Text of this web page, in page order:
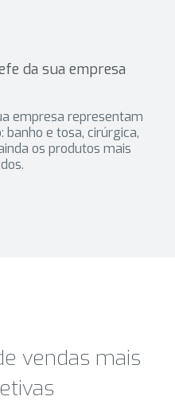
da sua empresa
empresa representam
e tosa, cirúrgica,
os produtos mais
vendas mais